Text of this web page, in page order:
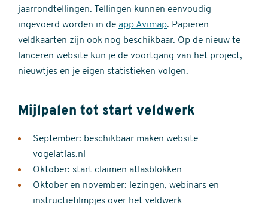
jaarrondtellingen. Tellingen kunnen eenvoudig
ingevoerd worden in de app Avimap. Papieren
veldkaarten zijn ook nog beschikbaar. Op de nieuw te
lanceren website kun je de voortgang van het project,
nieuwtjes en je eigen statistieken volgen.
Mijlpalen tot start veldwerk
September: beschikbaar maken website
vogelatlas.nl
Oktober: start claimen atlasblokken
Oktober en november: lezingen, webinars en
instructiefilmpjes over het veldwerk